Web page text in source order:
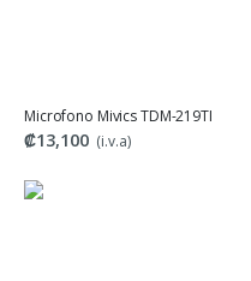
Microfono Mivics TDM-219TI
₡13,100 (i.v.a)